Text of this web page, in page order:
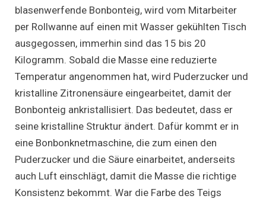
blasenwerfende Bonbonteig, wird vom Mitarbeiter
per Rollwanne auf einen mit Wasser gekühlten Tisch
ausgegossen, immerhin sind das 15 bis 20
Kilogramm. Sobald die Masse eine reduzierte
Temperatur angenommen hat, wird Puderzucker und
kristalline Zitronensäure eingearbeitet, damit der
Bonbonteig ankristallisiert. Das bedeutet, dass er
seine kristalline Struktur ändert. Dafür kommt er in
eine Bonbonknetmaschine, die zum einen den
Puderzucker und die Säure einarbeitet, anderseits
auch Luft einschlägt, damit die Masse die richtige
Konsistenz bekommt. War die Farbe des Teigs